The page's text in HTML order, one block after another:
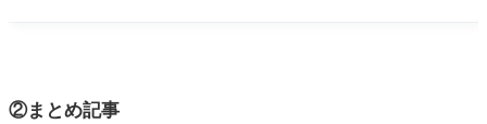
②まとめ記事